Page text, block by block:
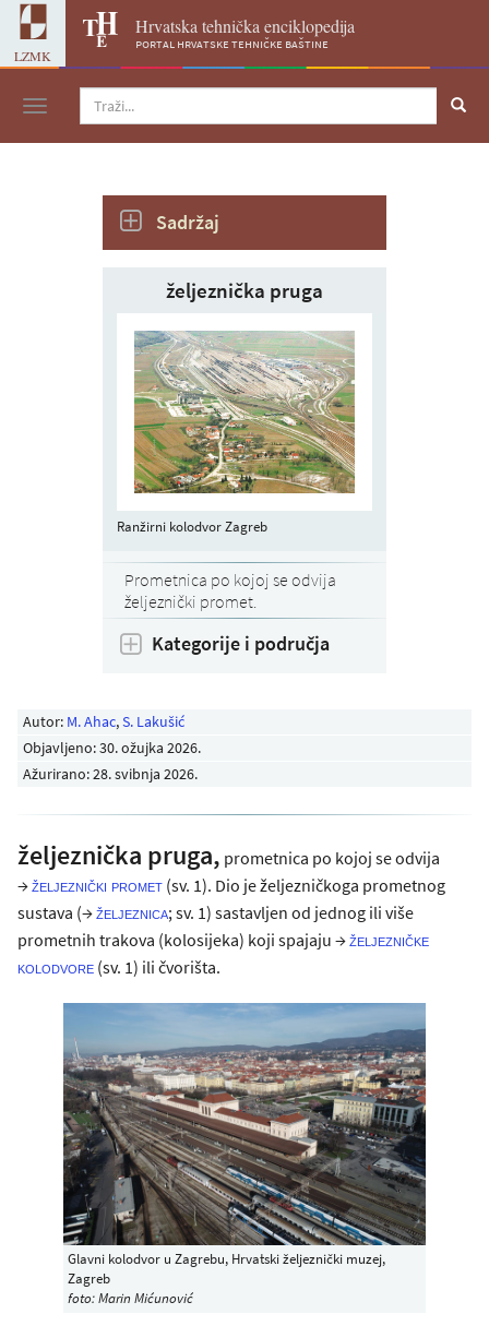
LZMK
Hrvatska tehnička enciklopedija
portal hrvatske tehničke baštine
Navigacija
Autor: M. Ahac,S. Lakušić
Objavljeno:30. ožujka 2026.
Ažurirano: 28. svibnja 2026.
željeznička pruga, prometnica po kojoj se odvija
→željeznički promet (sv. 1). Dio je željezničkoga prometnog
sustava (→željeznica; sv. 1) sastavljen od jednog ili više
prometnih trakova (kolosijeka) koji spajaju →željezničke
kolodvore (sv. 1) ili čvorišta.
Glavni kolodvor u Zagrebu, Hrvatski željeznički muzej,
Zagreb
foto: Marin Mićunović
Sadržaj
željeznička pruga
Ranžirni kolodvor Zagreb
Prometnica po kojoj se odvija
željeznički promet.
Kategorije i područja